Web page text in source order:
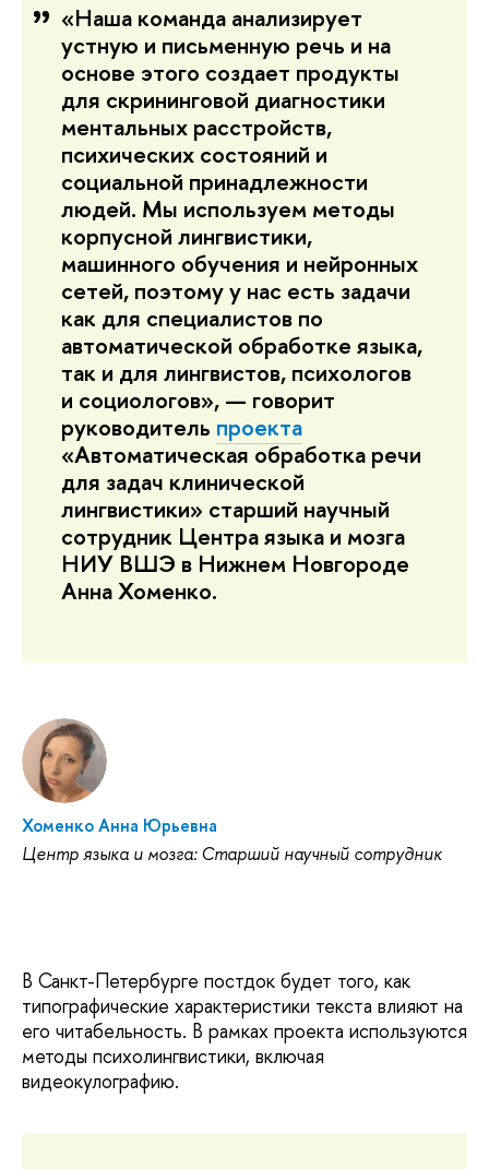
«Наша команда анализирует
устную и письменную речь и на
основе этого создает продукты
для скрининговой диагностики
ментальных расстройств,
психических состояний и
социальной принадлежности
людей. Мы используем методы
корпусной лингвистики,
машинного обучения и нейронных
сетей, поэтому у нас есть задачи
как для специалистов по
автоматической обработке языка,
так и для лингвистов, психологов
и социологов», — говорит
руководитель проекта
«Автоматическая обработка речи
для задач клинической
лингвистики» старший научный
сотрудник Центра языка и мозга
НИУ ВШЭ в Нижнем Новгороде
Анна Хоменко.
Хоменко Анна Юрьевна
Центр языка и мозга: Старший научный сотрудник
В Санкт-Петербурге постдок будет того, как
типографические характеристики текста влияют на
его читабельность. В рамках проекта используются
методы психолингвистики, включая
видеокулографию.